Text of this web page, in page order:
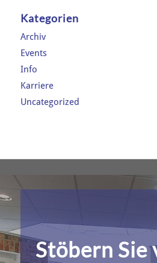
Kategorien
Archiv
Events
Info
Karriere
Uncategorized
Stöbern